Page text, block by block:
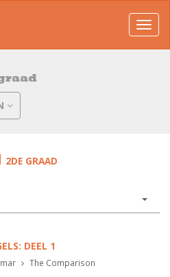
2DE GRAAD
DEEL 1
The Comparison